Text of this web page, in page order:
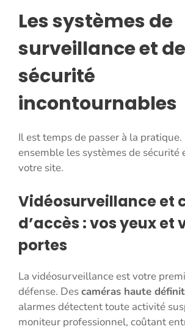
Les systèmes de
surveillance et de
sécurité
incontournables
Il est temps de passer à la
ensemble les systèmes de sécurité
votre site.
Vidéosurveillance et
d’accès : vos yeux et
portes
La vidéosurveillance est votre
défense. Descaméras haute
alarmes détectent toute activité
moniteur professionnel, coûtant